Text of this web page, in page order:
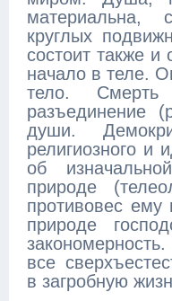
материальна,
круглых
состоит также
начало в теле.
тело. Смерть
разъединение
души.
религиозного и
об
природе
противовес
природе
все
в загробную